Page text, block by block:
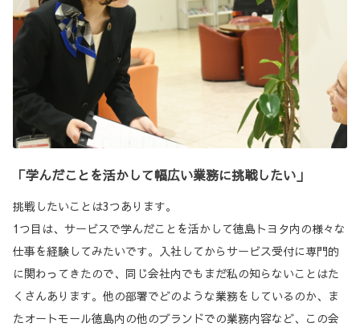
「学んだことを活かして幅広い業務に挑戦したい」
挑戦したいことは3つあります。
1つ目は、サービスで学んだことを活かして徳島トヨタ内の様々な
仕事を経験してみたいです。入社してからサービス受付に専門的
に関わってきたので、同じ会社内でもまだ私の知らないことはた
くさんあります。他の部署でどのような業務をしているのか、ま
たオートモール徳島内の他のブランドでの業務内容など、この会